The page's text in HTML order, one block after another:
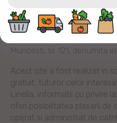
MOLDRETAIL GROUP
cu legislația Republicii
Muncesti, bl. 121, denumita
Acest site a fost realizat in
gratuit, tuturor celor
Linella, informatii cu privire
oferi posibilitatea plasarii de
operat si administrat de